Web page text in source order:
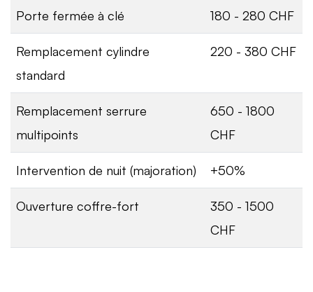
Porte fermée à clé 180 - 280 CHF
Remplacement cylindre
standard
220 - 380 CHF
Remplacement serrure
multipoints
650 - 1800
CHF
Intervention de nuit (majoration) +50%
Ouverture coffre-fort
350 - 1500
CHF